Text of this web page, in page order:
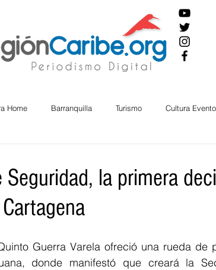
Home Barranquilla Turismo Cultura
Economía RAP CARIBE
AMBIENTAL AFRO
Seguridad, la primera
Guerra Varela ofreció una rueda de
donde manifestó que creará la